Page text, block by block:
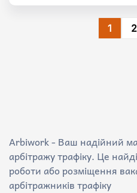
1 2
Arbiwork - Ваш надійний
арбітражу трафіку. Це
роботи або розміщення
арбітражників трафіку